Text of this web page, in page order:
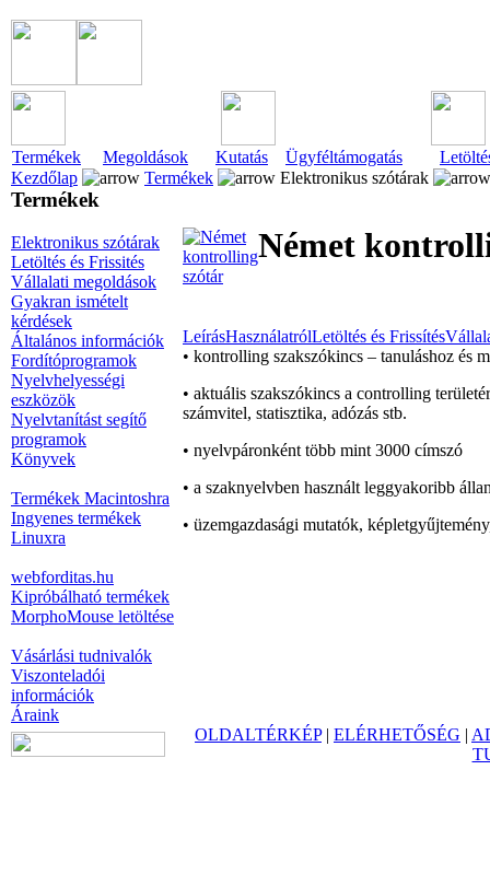
Termékek Megoldások Kutatás Ügyféltámogatás
Kezdőlap
Termékek Elektronikus szótárak
Termékek
Elektronikus szótárak
Letöltés és Frissités
Vállalati megoldások
Gyakran ismételt
kérdések
Általános információk
Fordítóprogramok
Nyelvhelyességi
eszközök
Nyelvtanítást segítő
programok
Könyvek
Termékek Macintoshra
Ingyenes termékek
Linuxra
webforditas.hu
Kipróbálható termékek
MorphoMouse letöltése
Vásárlási tudnivalók
Viszonteladói
információk
Áraink
Német
LeírásHasználatrólLetöltés és Frissítés
• kontrolling szakszókincs – tanuláshoz és
• aktuális szakszókincs a controlling
számvitel, statisztika, adózás stb.
• nyelvpáronként több mint 3000 címszó
• a szaknyelvben használt leggyakoribb
• üzemgazdasági mutatók,
OLDALTÉRKÉP| ELÉRHETŐSÉG |